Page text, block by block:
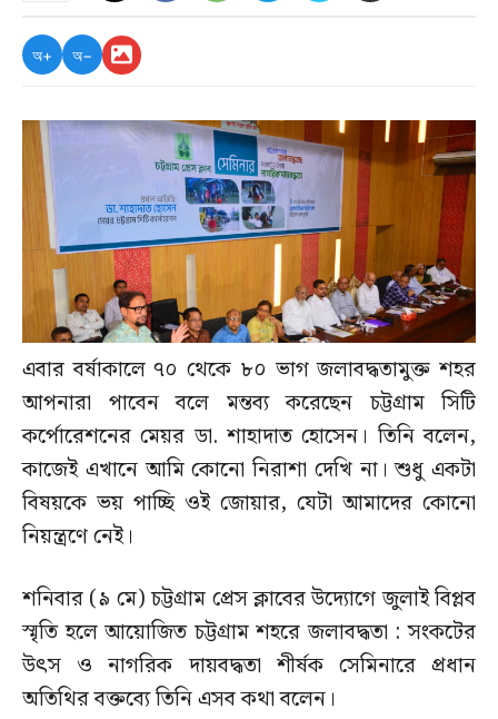
অ+ অ−
এবার বর্ষাকালে ৭০ থেকে ৮০ ভাগ জলাবদ্ধতামুক্ত শহর
আপনারা পাবেন বলে মন্তব্য করেছেন চট্টগ্রাম সিটি
কর্পোরেশনের মেয়র ডা. শাহাদাত হোসেন। তিনি বলেন,
কাজেই এখানে আমি কোনো নিরাশা দেখি না। শুধু একটা
বিষয়কে ভয় পাচ্ছি ওই জোয়ার, যেটা আমাদের কোনো
নিয়ন্ত্রণে নেই।
শনিবার (৯ মে) চট্টগ্রাম প্রেস ক্লাবের উদ্যোগে জুলাই বিপ্লব
স্মৃতি হলে আয়োজিত চট্টগ্রাম শহরে জলাবদ্ধতা : সংকটের
উৎস ও নাগরিক দায়বদ্ধতা শীর্ষক সেমিনারে প্রধান
অতিথির বক্তব্যে তিনি এসব কথা বলেন।